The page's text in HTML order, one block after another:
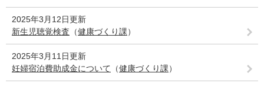
2025年3月12日更新
新生児聴覚検査 （健康づくり課）
2025年3月11日更新
妊婦宿泊費助成金について （健康づくり課）